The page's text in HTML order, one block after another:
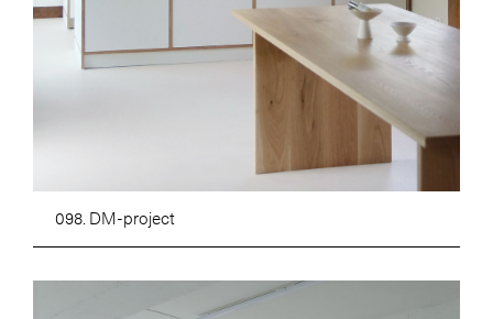
098. DM-project